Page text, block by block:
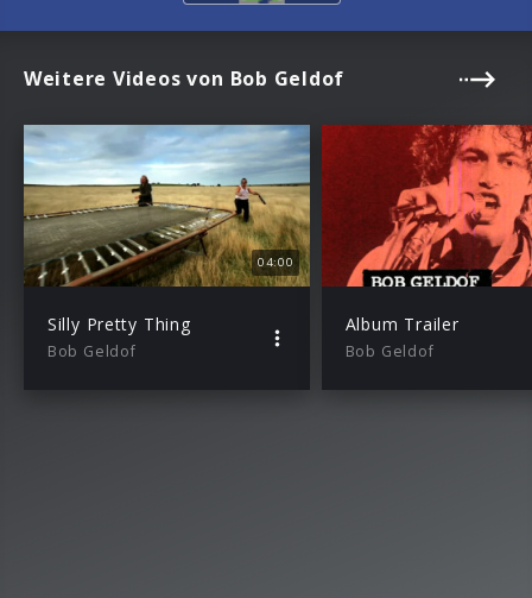
Weitere Videos von Bob Geldof
04:00
Silly Pretty Thing
Bob Geldof
Album Trailer
Bob Geldof